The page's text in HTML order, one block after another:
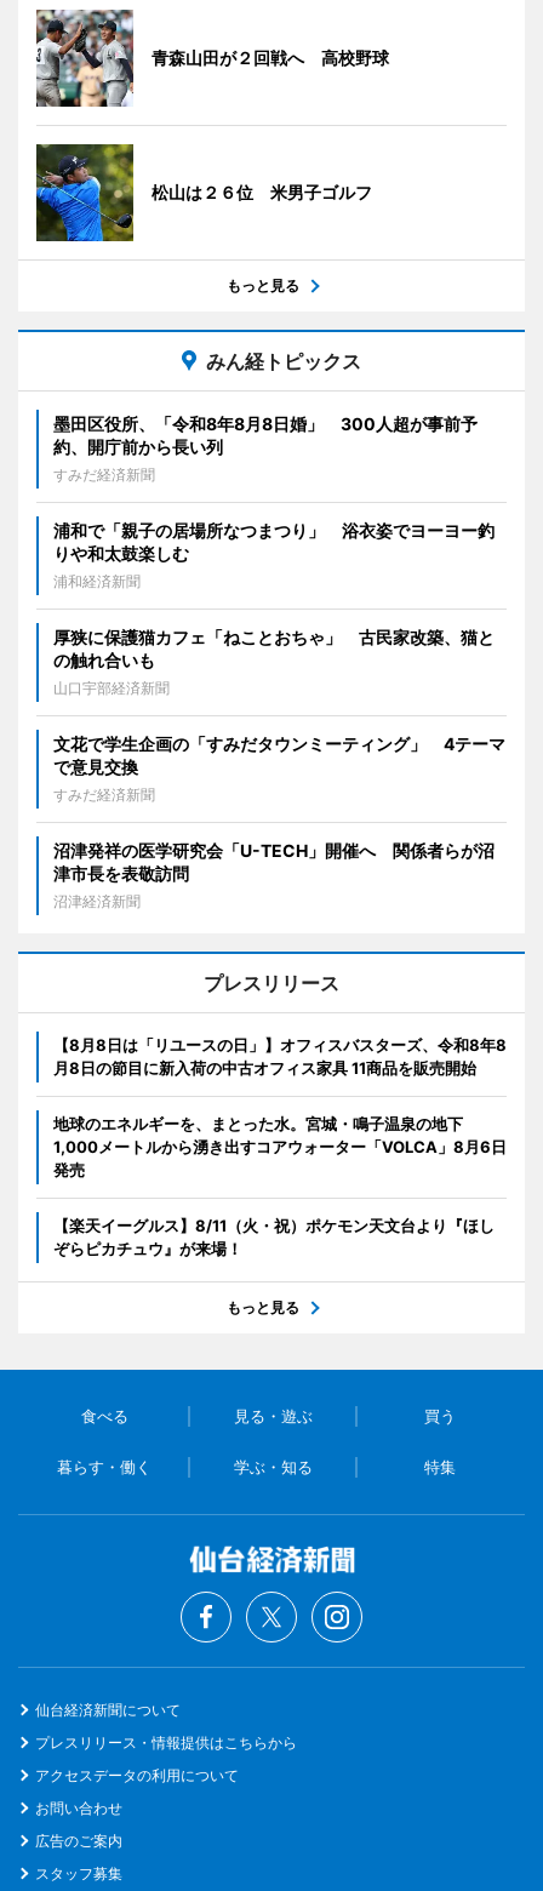
青森山田が２回戦へ 高校野球
松山は２６位 米男子ゴルフ
もっと見る
みん経トピックス
墨田区役所、「令和8年8月8日婚」 300人超が事前予
約、開庁前から長い列
すみだ経済新聞
浦和で「親子の居場所なつまつり」 浴衣姿でヨーヨー釣
りや和太鼓楽しむ
浦和経済新聞
厚狭に保護猫カフェ「ねことおちゃ」 古民家改築、猫と
の触れ合いも
山口宇部経済新聞
文花で学生企画の「すみだタウンミーティング」 4テーマ
で意見交換
すみだ経済新聞
沼津発祥の医学研究会「U-TECH」開催へ 関係者らが沼
津市長を表敬訪問
沼津経済新聞
プレスリリース
【8月8日は「リユースの日」】オフィスバスターズ、令和8年8
月8日の節目に新入荷の中古オフィス家具 11商品を販売開始
地球のエネルギーを、まとった水。宮城・鳴子温泉の地下
1,000メートルから湧き出すコアウォーター「VOLCA」8月6日
発売
【楽天イーグルス】8/11（火・祝）ポケモン天文台より『ほし
ぞらピカチュウ』が来場！
もっと見る
食べる 見る・遊ぶ 買う
暮らす・働く 学ぶ・知る 特集
仙台経済新聞について
プレスリリース・情報提供はこちらから
アクセスデータの利用について
お問い合わせ
広告のご案内
スタッフ募集